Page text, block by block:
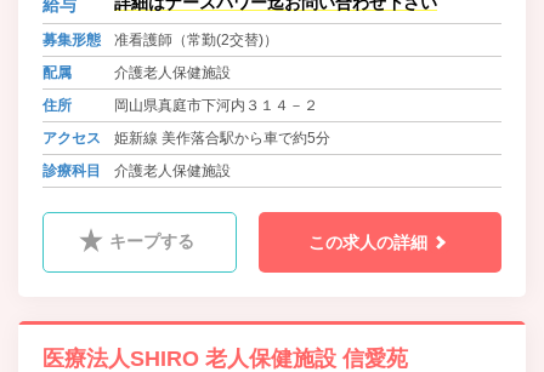
護状態の高齢者の方が入居の対象で
す。 医学的管理下での介護、機能訓
練等の必要なご利用者様をサポート
導員・機能訓練指導員・介護職員な
どのスタッフがサービスをご提供い
たします。
給与
募集形態
准看護師（常勤(2交替)）
配属
介護老人保健施設
住所
岡山県真庭市下河内３１４－２
アクセス
姫新線 美作落合駅から車で約5分
診療科目
介護老人保健施設
キープする この求人の詳細
医療法人SHIRO 老人保健施設 信愛苑